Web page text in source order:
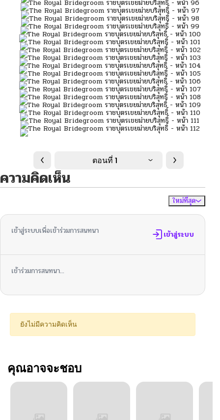
ตอนที่ 1
ความคิดเห็น
ใหม่ที่สุด
เข้าสู่ระบบเพื่อเข้าร่วมการสนทนา เข้าสู่ระบบ
เข้าร่วมการสนทนา...
ยังไม่มีความคิดเห็น
คุณอาจจะชอบ